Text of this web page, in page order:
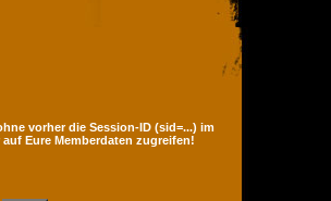
vorher die Session-ID (sid=...) im
Eure Memberdaten zugreifen!